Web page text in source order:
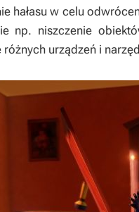
hałasu w celu
np. niszczenie
urządzeń i